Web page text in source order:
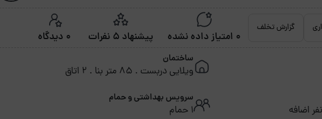
گزارش تخلف
0 امتیاز داده نشده پیشنهاد 5 نفرات 0 دیدگاه
ساختمان
ویلایی دربست . 85 متر بنا . 2 اتاق
سرویس بهداشتی و حمام
1 حمام